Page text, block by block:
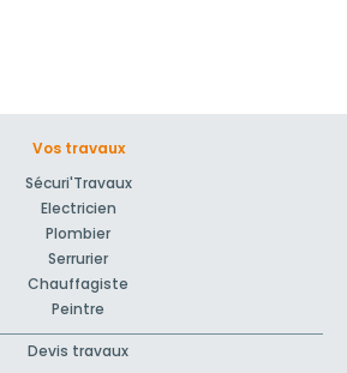
Vos travaux
Sécuri'Travaux
Electricien
Plombier
Serrurier
Chauffagiste
Peintre
Devis travaux